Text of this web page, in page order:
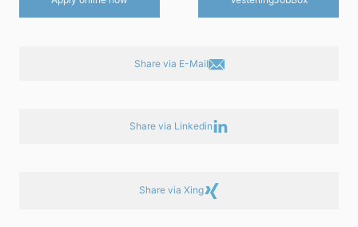
Share via E-Mail
Share via Linkedin
Share via Xing